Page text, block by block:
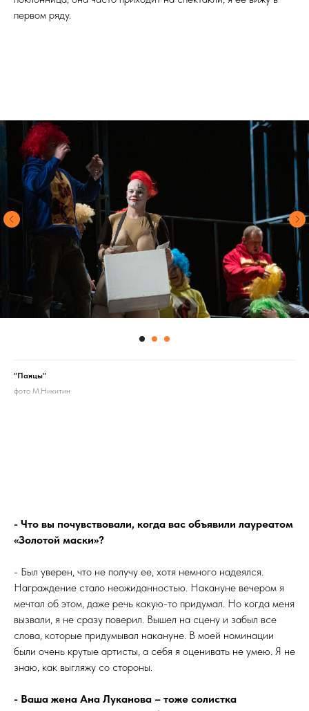
первом ряду.
"Паяцы"
фото М.Никитин
- Что вы почувствовали, когда вас объявили лауреатом
«Золотой маски»?
- Был уверен, что не получу ее, хотя немного надеялся.
Награждение стало неожиданностью. Накануне вечером я
мечтал об этом, даже речь какую-то придумал. Но когда меня
вызвали, я не сразу поверил. Вышел на сцену и забыл все
слова, которые придумывал накануне. В моей номинации
были очень крутые артисты, а себя я оценивать не умею. Я не
знаю, как выгляжу со стороны.
- Ваша жена Ана Луканова – тоже солистка